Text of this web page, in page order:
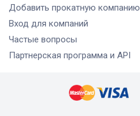
Добавить прокатную компанию
Вход для компаний
Частые вопросы
Партнерская программа и API